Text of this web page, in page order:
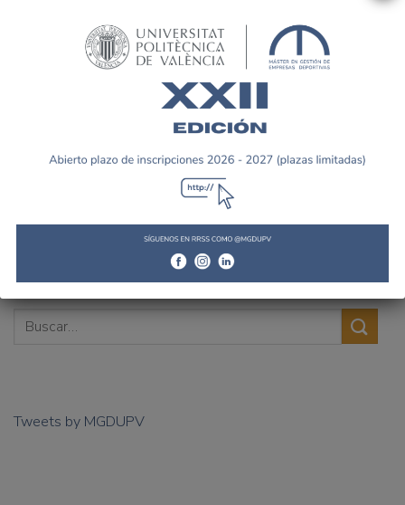
‘maestros’, antes de cerrar la IV edición del Master.
Alumnos de la IV Edición
estuvieron presentes en el
Deporte
UNA CENA CON MÁS DE
60 INVITADOS PONE FIN AL
IV MASTER
Tweets by MGDUPV